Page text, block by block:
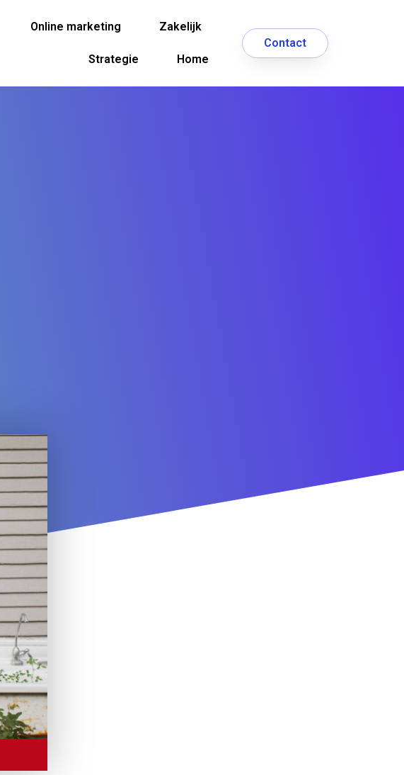
Online marketing Zakelijk
Strategie Home
Contact